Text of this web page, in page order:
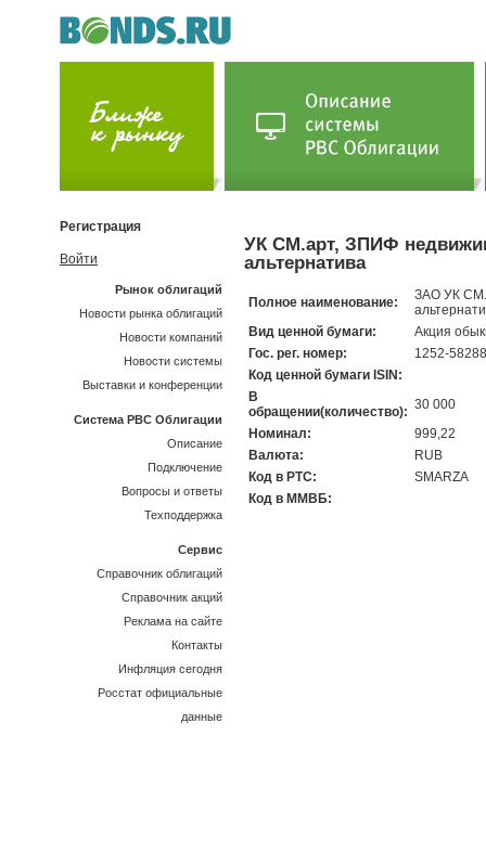
УК СМ.арт, ЗПИФ
альтернатива
Полное наименование:
ЗАО УК
Вид ценной бумаги:
Акция
Гос. рег. номер:
1252-
Код ценной бумаги ISIN:
В
обращении(количество): 30 000
Номинал:
999,22
Валюта:
RUB
Код в РТС:
SMARZA
Код в ММВБ:
Регистрация
Войти
Рынок облигаций
Новости рынка облигаций
Новости компаний
Новости системы
Выставки и конференции
Система РВС Облигации
Описание
Подключение
Вопросы и ответы
Техподдержка
Сервис
Справочник облигаций
Справочник акций
Реклама на сайте
Контакты
Инфляция сегодня
Росстат официальные
данные